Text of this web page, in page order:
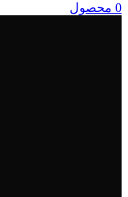
0 محصول